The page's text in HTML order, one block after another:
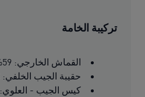
تركيبة الخامة
القماش الخارجي: 59% قطن, 41% بوليستر
حقيبة الجيب الخلفي: 100% قطن
كيس الجيب - العلوي: 100% قطن